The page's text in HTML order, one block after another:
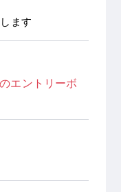
ます
エントリーボ